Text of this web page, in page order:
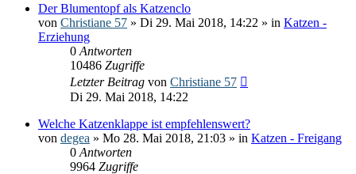
Der Blumentopf als Katzenclo
von Christiane 57 » Di 29. Mai 2018, 14:22 » in Katzen -
Erziehung
0 Antworten
10486 Zugriffe
Letzter Beitrag von Christiane 57
Di 29. Mai 2018, 14:22
Welche Katzenklappe ist empfehlenswert?
von degea » Mo 28. Mai 2018, 21:03 » in Katzen - Freigang
0 Antworten
9964 Zugriffe